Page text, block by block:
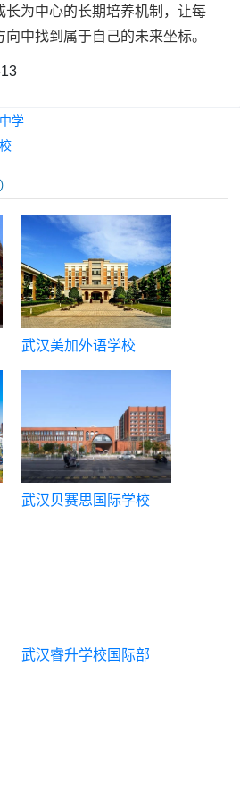
长为中心的长期培养机制，让每
中找到属于自己的未来坐标。
学
武汉美加外语学校
武汉贝赛思国际学校
武汉睿升学校国际部